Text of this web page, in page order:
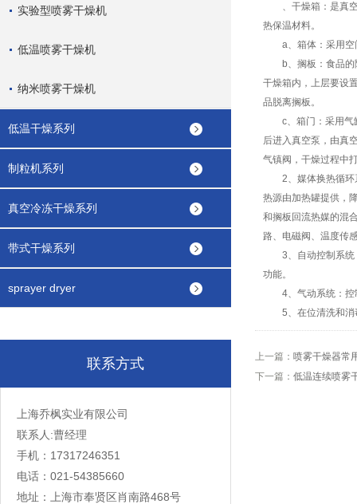
实验型喷雾干燥机
低温喷雾干燥机
纳米喷雾干燥机
低温干燥系列
制粒机系列
真空冷冻干燥系列
带式干燥系列
sprayer dryer
联系方式
上海乔枫实业有限公司
联系人:曹经理
手机：17317246351
电话：021-54385660
地址：上海市奉贤区肖南路468号
、干燥箱：是真空
热保温材料。
a、箱体：采用空间
b、搁板：食品的降
干燥箱内，上层要设
品脱离搁板。
c、箱门：采用气缸
后进入真空泵，由真
气镇阀，干燥过程中
2、媒体换热循环系
热源由加热罐提供，
和搁板回流热媒的混
路、电磁阀、温度传
3、自动控制系统：
功能。
4、气动系统：控
5、在位清洗和消
上一篇： 喷雾干燥器常
下一篇： 低温连续喷雾